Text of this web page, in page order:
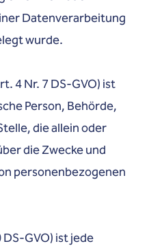
Datenverarbeitung
wurde.
4 Nr. 7 DS-GVO) ist
Person, Behörde,
die allein oder
die Zwecke und
personenbezogenen
GVO) ist jede